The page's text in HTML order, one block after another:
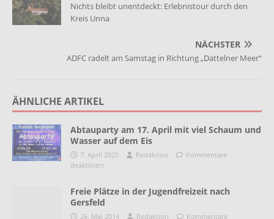
Nichts bleibt unentdeckt: Erlebnistour durch den
Kreis Unna
NÄCHSTER
ADFC radelt am Samstag in Richtung „Dattelner Meer“
ÄHNLICHE ARTIKEL
Abtauparty am 17. April mit viel Schaum und
Wasser auf dem Eis
7. April 2025 Redaktion
Kommentare
deaktiviert
Freie Plätze in der Jugendfreizeit nach
Gersfeld
26. Mai 2014 Redaktion Kommentare